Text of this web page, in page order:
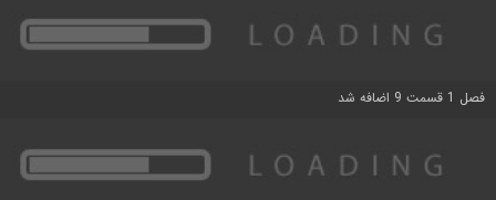
فصل 1 قسمت 9 اضافه شد